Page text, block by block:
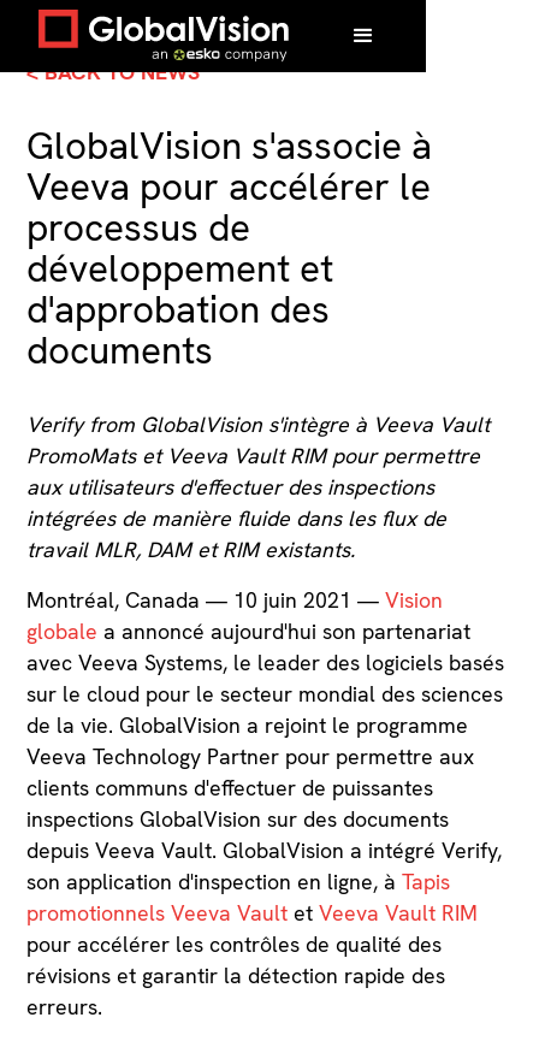
< BACK TO NEWS
GlobalVision s'associe à
Veeva pour accélérer le
processus de
développement et
d'approbation des
documents
Verify from GlobalVision s'intègre à Veeva Vault
PromoMats et Veeva Vault RIM pour permettre
aux utilisateurs d'effectuer des inspections
intégrées de manière fluide dans les flux de
travail MLR, DAM et RIM existants.
Montréal, Canada — 10 juin 2021 —Vision
globale a annoncé aujourd'hui son partenariat
avec Veeva Systems, le leader des logiciels basés
sur le cloud pour le secteur mondial des sciences
de la vie. GlobalVision a rejoint le programme
Veeva Technology Partner pour permettre aux
clients communs d'effectuer de puissantes
inspections GlobalVision sur des documents
depuis Veeva Vault. GlobalVision a intégré Verify,
son application d'inspection en ligne, àTapis
promotionnels Veeva Vault etVeeva Vault RIM
pour accélérer les contrôles de qualité des
révisions et garantir la détection rapide des
erreurs.